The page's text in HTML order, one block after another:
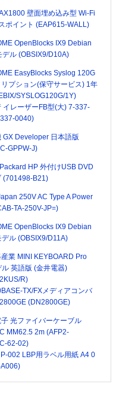
壁面埋め込み型 Wi-Fi
ポイント (EAP615-WALL)
OpenBlocks IX9 Debian
デル (OBSIX9/D10A)
EasyBlocks Syslog 120G
プション(保守サービス) 1年
SYSLOG120G/1Y)
イレーザーFB型(大) 7-337-
0040)
GX Developer 日本語版
GPPW-J)
HP 外付けUSB DVD
(701498-B21)
250V AC Type A Power
TA-250V-JP=)
OpenBlocks IX9 Debian
デル (OBSIX9/D11A)
業 MINI KEYBOARD Pro
ル 英語版 (金井電器)
R)
TX/FXメディアコンバ
(DN2800GE)
光ファイバーケーブル
MM62.5 2m (AFP2-
62-02)
002 LBP用ラベル用紙 A4 0